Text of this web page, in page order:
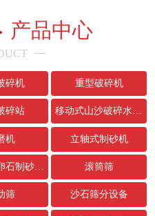
产品中心
碎机 重型破碎机
碎站 移动式山沙破碎水洗设备
机 立轴式制砂机
移动式河卵石制砂生产线 滚筒筛
筛 沙石筛分设备